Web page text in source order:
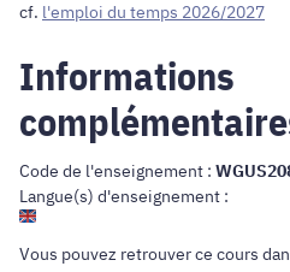
cf. l'emploi du temps 2026/2027
Informations
Code de l'enseignement :
Langue(s) d'enseignement :
Vous pouvez retrouver ce cours